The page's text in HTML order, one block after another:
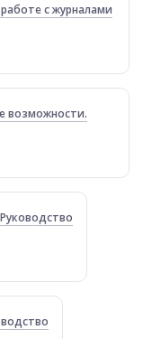
с журналами
возможности.